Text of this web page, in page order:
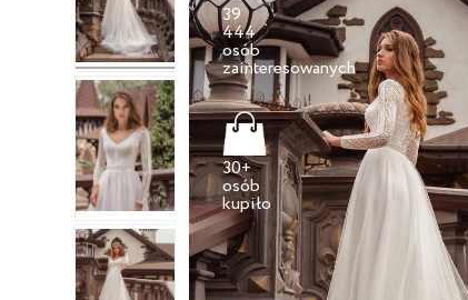
39
444
osób
zainteresowanych
30+
osób